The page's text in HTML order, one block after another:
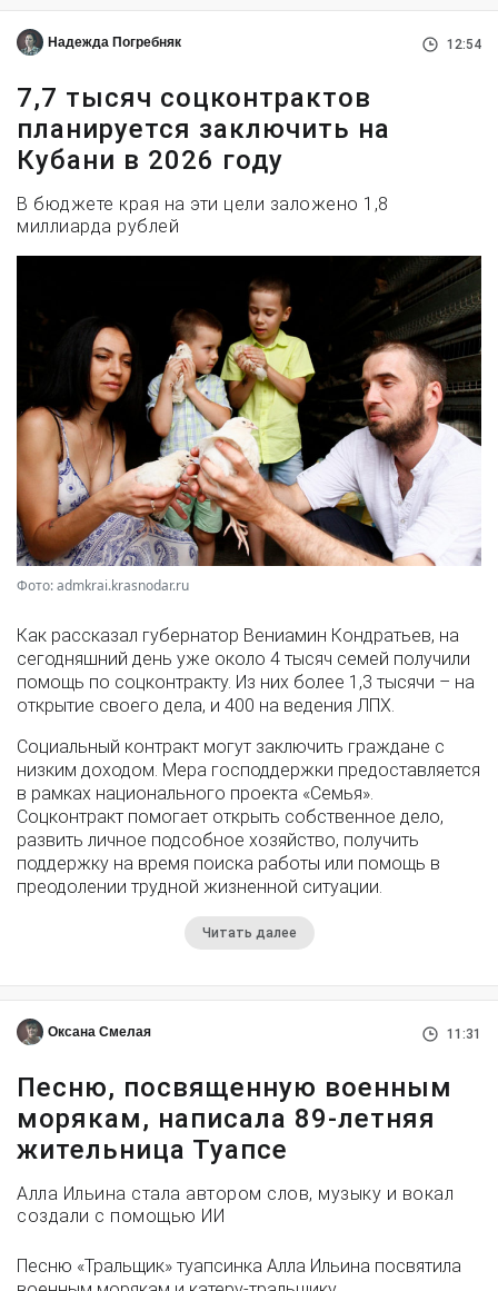
Надежда Погребняк 12:54
7,7 тысяч соцконтрактов
планируется заключить на
Кубани в 2026 году
В бюджете края на эти цели заложено 1,8
миллиарда рублей
Фото: admkrai.krasnodar.ru
Как рассказал губернатор Вениамин Кондратьев, на
сегодняшний день уже около 4 тысяч семей получили
помощь по соцконтракту. Из них более 1,3 тысячи – на
открытие своего дела, и 400 на ведения ЛПХ.
Социальный контракт могут заключить граждане с
низким доходом. Мера господдержки предоставляется
в рамках национального проекта «Семья».
Соцконтракт помогает открыть собственное дело,
развить личное подсобное хозяйство, получить
поддержку на время поиска работы или помощь в
преодолении трудной жизненной ситуации.
Читать далее
Оксана Смелая 11:31
Песню, посвященную военным
морякам, написала 89-летняя
жительница Туапсе
Алла Ильина стала автором слов, музыку и вокал
создали с помощью ИИ
Песню «Тральщик» туапсинка Алла Ильина посвятила